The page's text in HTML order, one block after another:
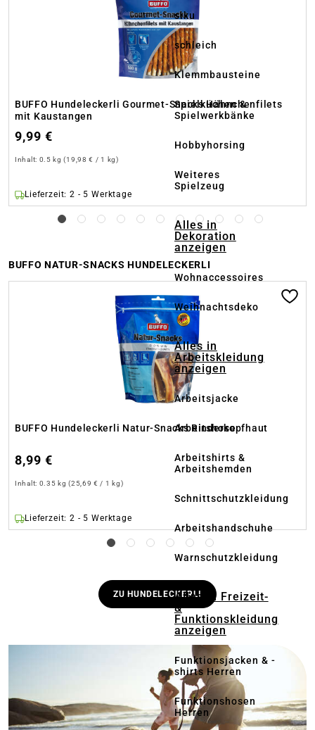
siku
schleich
Klemmbausteine
Spielküchen &
Spielwerkbänke
Hobbyhorsing
Weiteres
Spielzeug
Alles in
Dekoration
anzeigen
Wohnaccessoires
Weihnachtsdeko
Alles in
Arbeitskleidung
anzeigen
Arbeitsjacke
Arbeitshose
Arbeitshirts &
Arbeitshemden
Schnittschutzkleidung
Arbeitshandschuhe
Warnschutzkleidung
Alles in Freizeit-
&
Funktionskleidung
anzeigen
Funktionsjacken & -
shirts Herren
Funktionshosen
Herren
BUFFO Hundeleckerli Gourmet-Snacks Hähnchenfilets
mit Kaustangen
9,99 €
Inhalt: 0.5 kg(19,98 € / 1 kg)
Lieferzeit: 2 - 5 Werktage
BUFFO NATUR-SNACKS HUNDELECKERLI
BUFFO Hundeleckerli Natur-Snacks Rinderkopfhaut
8,99 €
Inhalt: 0.35 kg(25,69 € / 1 kg)
Lieferzeit: 2 - 5 Werktage
ZU HUNDELECKERLI